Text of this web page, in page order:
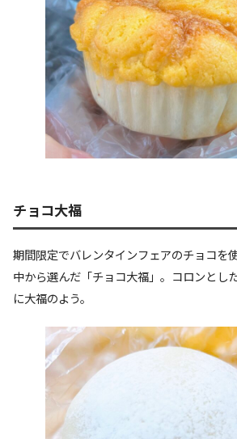
チョコ大福
期間限定でバレンタインフェアのチョコを
中から選んだ「チョコ大福」。コロンとし
に大福のよう。